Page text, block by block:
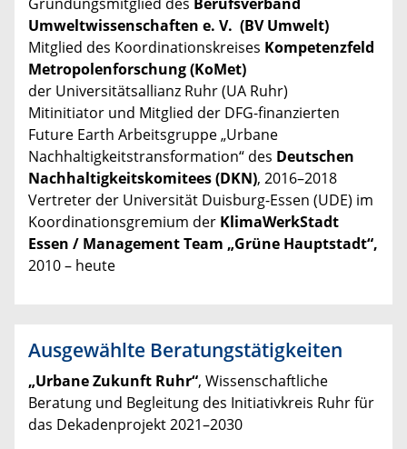
Umweltwissenschaften e. V. (BV Umwelt)
Mitglied des Koordinationskreises Kompetenzfeld
Metropolenforschung (KoMet)
der Universitätsallianz Ruhr (UA Ruhr)
Mitinitiator und Mitglied der DFG-finanzierten
Future Earth Arbeitsgruppe „Urbane
Nachhaltigkeitstransformation“ des Deutschen
Nachhaltigkeitskomitees (DKN), 2016–2018
Vertreter der Universität Duisburg-Essen (UDE) im
Koordinationsgremium der KlimaWerkStadt
Essen / Management Team „Grüne Hauptstadt“,
2010 – heute
Ausgewählte Beratungstätigkeiten
„Urbane Zukunft Ruhr“, Wissenschaftliche
Beratung und Begleitung des Initiativkreis Ruhr für
das Dekadenprojekt 2021–2030